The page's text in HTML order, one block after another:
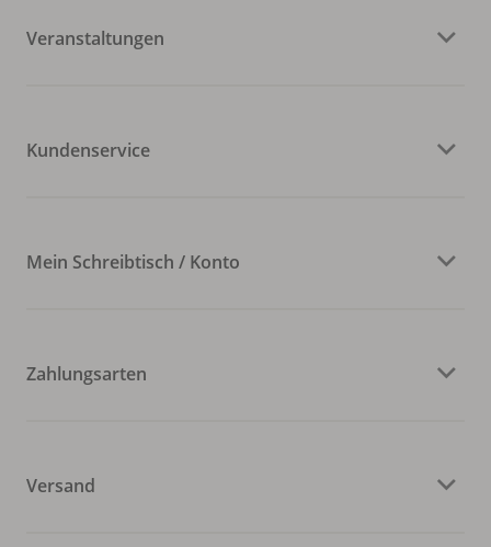
Veranstaltungen
Kundenservice
Mein Schreibtisch / Konto
Zahlungsarten
Versand